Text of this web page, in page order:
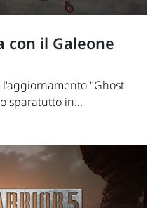
con il Galeone
"Ghost
sparatutto in...